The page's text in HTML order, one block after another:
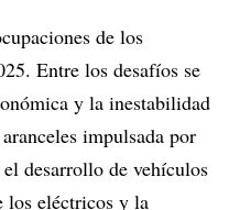
de los
Entre los desafíos se
y la inestabilidad
impulsada por
desarrollo de vehículos
los eléctricos y la